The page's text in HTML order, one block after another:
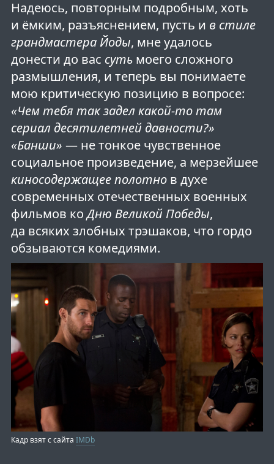
Надеюсь, повторным подробным, хоть
и ёмким, разъяснением, пусть и в стиле
грандмастера Йоды, мне удалось
донести до вас сутьмоего сложного
размышления, и теперь вы понимаете
мою критическую позицию в вопросе:
«Чем тебя так задел какой-то там
сериал десятилетней давности?»
«Банши» — не тонкое чувственное
социальное произведение, а мерзейшее
киносодержащее полотнов духе
современных отечественных военных
фильмов коДню Великой Победы,
да всяких злобных трэшаков, что гордо
обзываются комедиями.
Кадр взят с сайта IMDb